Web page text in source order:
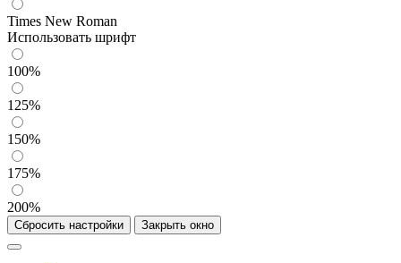
Times New Roman
Использовать шрифт
100%
125%
150%
175%
200%
Сбросить настройки Закрыть окно